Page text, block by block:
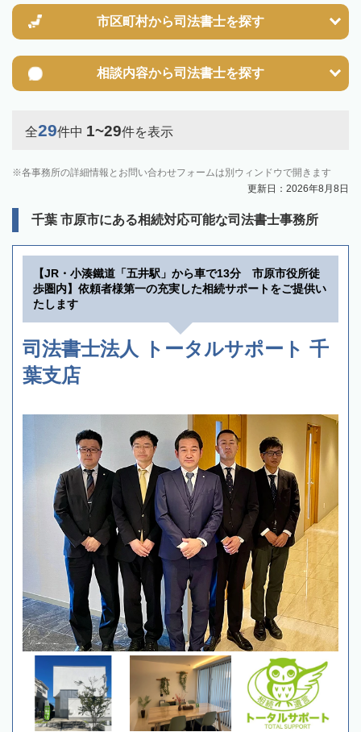
す。その他の相続手続きも任せることが可能です。
また、義務化に伴い、相続人申告登記制度が創設されました。遺産分割
の話し合いがまとまらず登記できない場合は、この制度の活用を検討し
市区町村から司法書士を探す
相談内容から司法書士を探す
全29件中 1~29件を表示
各事務所の詳細情報とお問い合わせフォームは別ウィンドウで開きます
更新日：2026年8月8日
千葉 市原市にある相続対応可能な司法書士事務所
【JR・小湊鐵道「五井駅」から車で13分 市原市役所徒
歩圏内】依頼者様第一の充実した相続サポートをご提供い
たします
司法書士法人 トータルサポート 千
葉支店